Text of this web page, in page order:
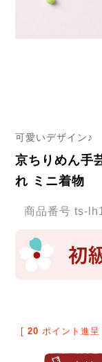
可愛いデザイン♪
京ちりめん手
れ ミニ着物
商品番号 ts-
[ 20 ポイント進呈